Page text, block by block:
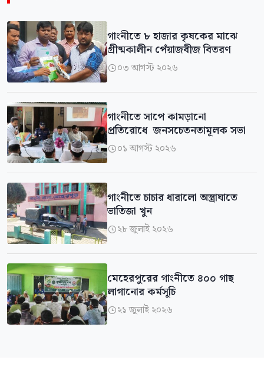
গাংনীতে ৮ হাজার কৃষকের মাঝে
গ্রীষ্মকালীন পেঁয়াজবীজ বিতরণ
০৩ আগস্ট ২০২৬
গাংনীতে সাপে কামড়ানো
প্রতিরোধে জনসচেতনতামূলক সভা
০১ আগস্ট ২০২৬
গাংনীতে চাচার ধারালো অস্ত্রাঘাতে
ভাতিজা খুন
২৮ জুলাই ২০২৬
মেহেরপুরের গাংনীতে ৪০০ গাছ
লাগানোর কর্মসূচি
২১ জুলাই ২০২৬